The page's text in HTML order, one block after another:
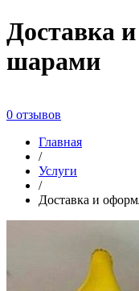
Доставка
шарами
0 отзывов
Главная
/
Услуги
/
Доставка и